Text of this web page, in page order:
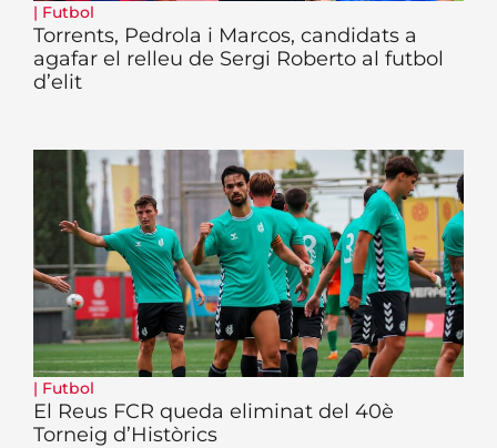
| Futbol
Torrents, Pedrola i Marcos, candidats a
agafar el relleu de Sergi Roberto al futbol
d’elit
| Futbol
El Reus FCR queda eliminat del 40è
Torneig d’Històrics